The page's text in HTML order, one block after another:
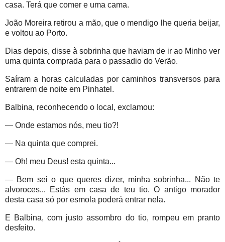
casa. Terá que comer e uma cama.
João Moreira retirou a mão, que o mendigo lhe queria beijar,
e voltou ao Porto.
Dias depois, disse à sobrinha que haviam de ir ao Minho ver
uma quinta comprada para o passadio do Verão.
Saíram a horas calculadas por caminhos transversos para
entrarem de noite em Pinhatel.
Balbina, reconhecendo o local, exclamou:
— Onde estamos nós, meu tio?!
— Na quinta que comprei.
— Oh! meu Deus! esta quinta...
— Bem sei o que queres dizer, minha sobrinha... Não te
alvoroces... Estás em casa de teu tio. O antigo morador
desta casa só por esmola poderá entrar nela.
E Balbina, com justo assombro do tio, rompeu em pranto
desfeito.